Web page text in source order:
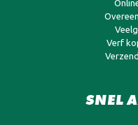
Verf
SNEL